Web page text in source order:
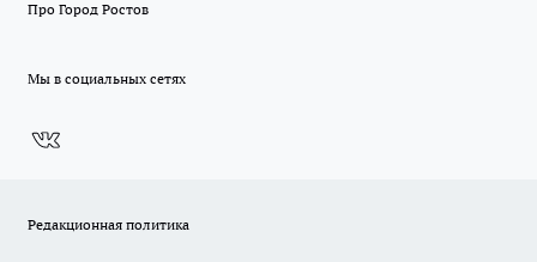
Про Город Ростов
Мы в социальных сетях
Редакционная политика